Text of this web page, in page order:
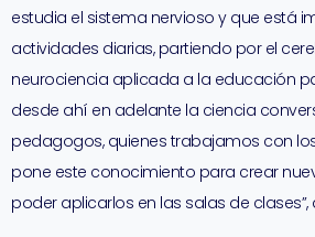
estudia el sistema nervioso y que está
actividades diarias, partiendo por el
neurociencia aplicada a la educación
desde ahí en adelante la ciencia
pedagogos, quienes trabajamos con
pone este conocimiento para crear
poder aplicarlos en las salas de clases”,